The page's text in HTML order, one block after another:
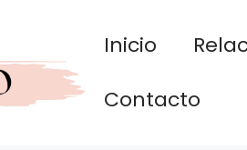
Inicio
Contacto